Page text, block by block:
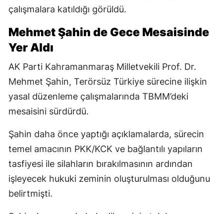
çalışmalara katıldığı görüldü.
Mehmet Şahin de Gece Mesaisinde
Yer Aldı
AK Parti Kahramanmaraş Milletvekili Prof. Dr.
Mehmet Şahin, Terörsüz Türkiye sürecine ilişkin
yasal düzenleme çalışmalarında TBMM’deki
mesaisini sürdürdü.
Şahin daha önce yaptığı açıklamalarda, sürecin
temel amacının PKK/KCK ve bağlantılı yapıların
tasfiyesi ile silahların bırakılmasının ardından
işleyecek hukuki zeminin oluşturulması olduğunu
belirtmişti.